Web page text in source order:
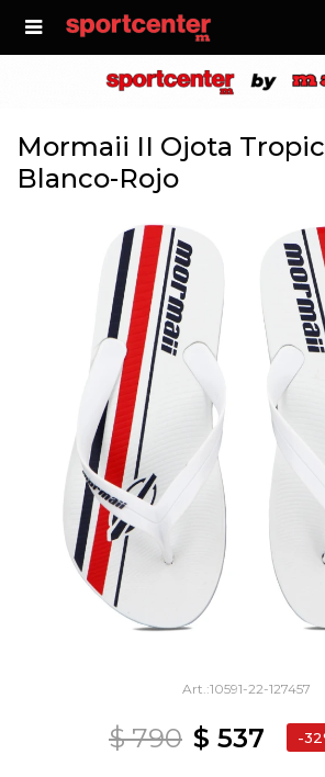

Mormaii II Ojota
Blanco-Rojo
10591-22-127457
$ 537
$ 790 32